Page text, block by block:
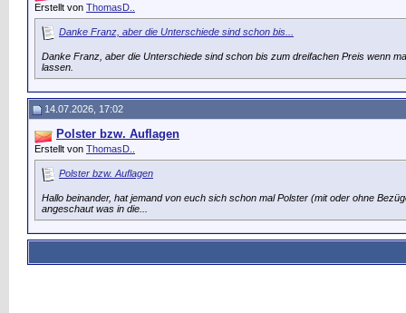
Erstellt von ThomasD..
Danke Franz, aber die Unterschiede sind schon bis...
Danke Franz, aber die Unterschiede sind schon bis zum dreifachen Preis wenn
lassen.
14.07.2026, 17:02
Polster bzw. Auflagen
Erstellt von ThomasD..
Polster bzw. Auflagen
Hallo beinander, hat jemand von euch sich schon mal Polster (mit oder ohne
angeschaut was in die...